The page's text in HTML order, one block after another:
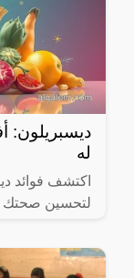
ديسبريلون:
له
اكتشف فوائد
لتحسين صحتك